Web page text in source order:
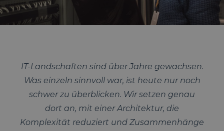
IT-Landschaften sind über Jahre gewachsen.
Was einzeln sinnvoll war, ist heute nur noch
schwer zu überblicken. Wir setzen genau
dort an, mit einer Architektur, die
Komplexität reduziert und Zusammenhänge